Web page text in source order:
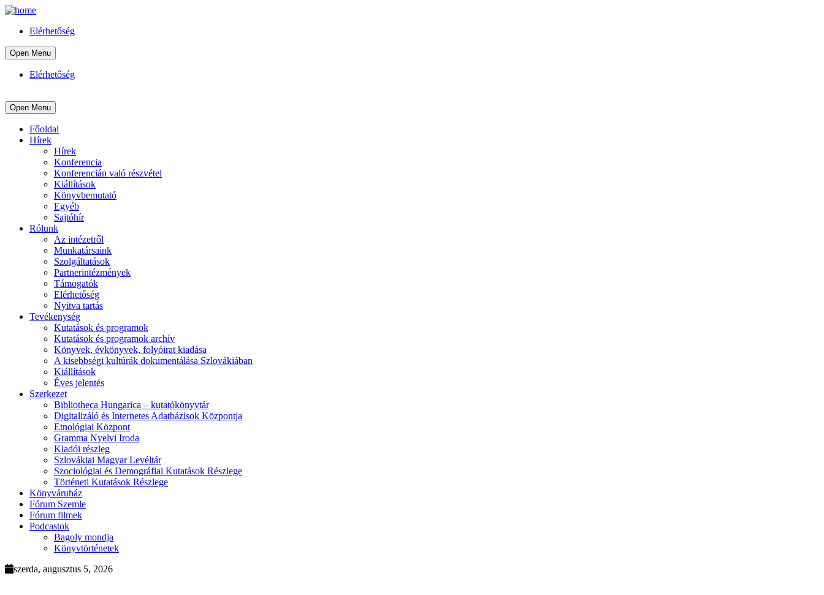
Elérhetőség
Open Menu
Elérhetőség
Open Menu
Főoldal
Hírek
Hírek
Konferencia
Konferencián való részvétel
Kiállítások
Könyvbemutató
Egyéb
Sajtóhír
Rólunk
Az intézetről
Munkatársaink
Szolgáltatások
Partnerintézmények
Támogatók
Elérhetőség
Nyitva tartás
Tevékenység
Kutatások és programok
Kutatások és programok archív
Könyvek, évkönyvek, folyóirat kiadása
A kisebbségi kultúrák dokumentálása Szlovákiában
Kiállítások
Éves jelentés
Szerkezet
Bibliotheca Hungarica – kutatókönyvtár
Digitalizáló és Internetes Adatbázisok Központja
Etnológiai Központ
Gramma Nyelvi Iroda
Kiadói részleg
Szlovákiai Magyar Levéltár
Szociológiai és Demográfiai Kutatások Részlege
Történeti Kutatások Részlege
Könyváruház
Fórum Szemle
Fórum filmek
Podcastok
Bagoly mondja
Könyvtörténetek
szerda, augusztus 5, 2026